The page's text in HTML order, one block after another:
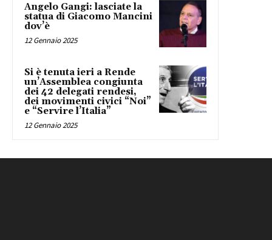
Angelo Gangi: lasciate la
statua di Giacomo Mancini
dov’è
12 Gennaio 2025
Si è tenuta ieri a Rende
un’Assemblea congiunta
dei 42 delegati rendesi,
dei movimenti civici “Noi”
e “Servire l’Italia”
12 Gennaio 2025